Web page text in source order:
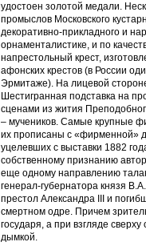
удостоен золотой медали.
промыслов Московского
декоративно-прикладного и
орнаменталистике, и по
напрестольный крест,
афонских крестов (в России
Эрмитаже). На лицевой
Шестигранная подставка на
сценами из жития
– мучеников. Самые крупные
их прописаны с «фирменной»
уцелевших с выставки 1882
собственному признанию
еще одному направлению
генерал-губернатора князя
престол Александра III и
смертном одре. Причем
государя, а при взгляде
дымкой.